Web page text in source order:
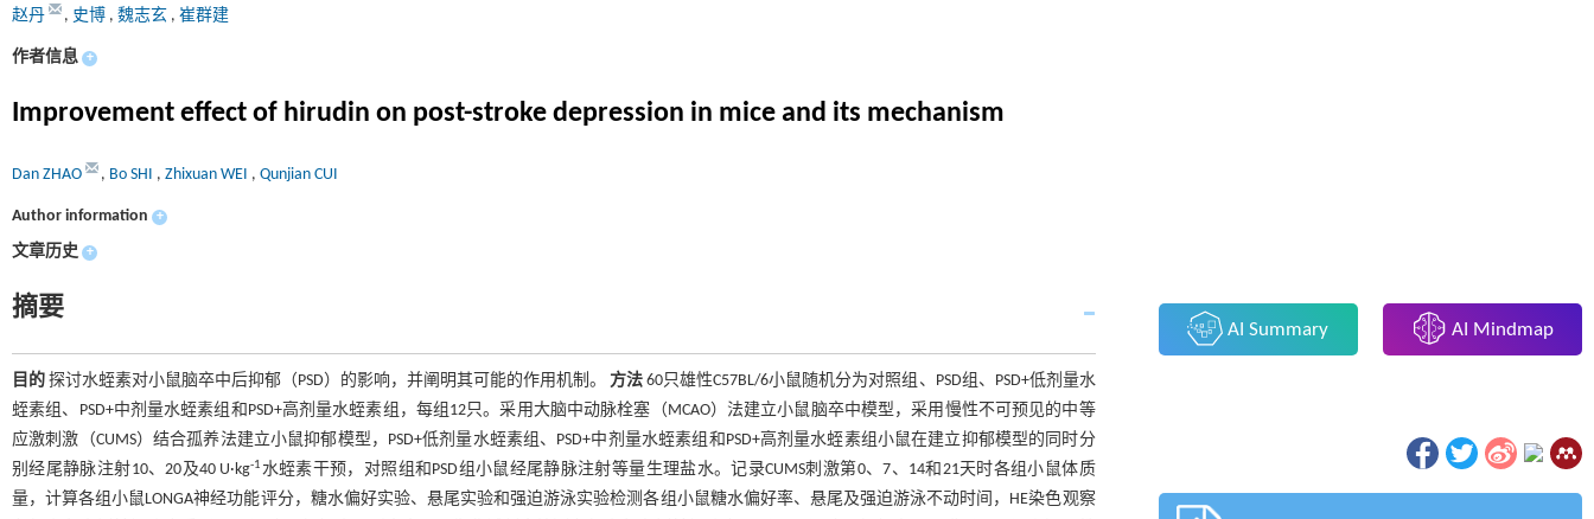
赵丹 , 史博 , 魏志玄 , 崔群建
作者信息 +
Improvement effect of hirudin on post-stroke depression in mice and its mechanism
Dan ZHAO , Bo SHI , Zhixuan WEI , Qunjian CUI
Author information +
文章历史 +
摘要
目的 探讨水蛭素对小鼠脑卒中后抑郁（PSD）的影响，并阐明其可能的作用机制。方法 60只雄性C57BL/6小鼠随机分为对照组、PSD组、PSD+低剂量水
蛭素组、PSD+中剂量水蛭素组和PSD+高剂量水蛭素组，每组12只。采用大脑中动脉栓塞（MCAO）法建立小鼠脑卒中模型，采用慢性不可预见的中等
应激刺激（CUMS）结合孤养法建立小鼠抑郁模型，PSD+低剂量水蛭素组、PSD+中剂量水蛭素组和PSD+高剂量水蛭素组小鼠在建立抑郁模型的同时分
别经尾静脉注射10、20及40 U·kg-1水蛭素干预，对照组和PSD组小鼠经尾静脉注射等量生理盐水。记录CUMS刺激第0、7、14和21天时各组小鼠体质
量，计算各组小鼠LONGA神经功能评分，糖水偏好实验、悬尾实验和强迫游泳实验检测各组小鼠糖水偏好率、悬尾及强迫游泳不动时间，HE染色观察
AI Summary AI Mindmap